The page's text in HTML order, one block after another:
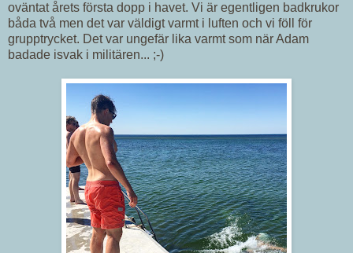
oväntat årets första dopp i havet. Vi är egentligen badkrukor
båda två men det var väldigt varmt i luften och vi föll för
grupptrycket. Det var ungefär lika varmt som när Adam
badade isvak i militären... ;-)